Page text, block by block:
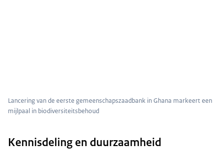
Lancering van de eerste gemeenschapszaadbank in Ghana markeert een
mijlpaal in biodiversiteitsbehoud
Kennisdeling en duurzaamheid